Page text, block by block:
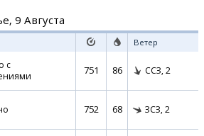
9 Августа
Ветер
с
751 86 ССЗ, 2
752 68 ЗСЗ, 2